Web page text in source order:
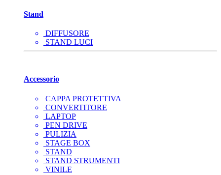
Stand
DIFFUSORE
STAND LUCI
Accessorio
CAPPA PROTETTIVA
CONVERTITORE
LAPTOP
PEN DRIVE
PULIZIA
STAGE BOX
STAND
STAND STRUMENTI
VINILE